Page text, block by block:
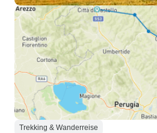
Trekking & Wanderreise